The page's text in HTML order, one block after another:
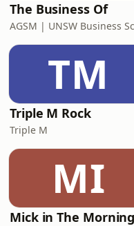
The Business Of
TM
Triple M Rock
Triple M
MI